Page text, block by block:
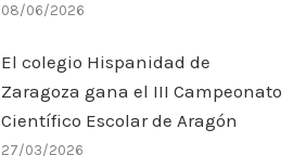
08/06/2026
El colegio Hispanidad de
Zaragoza gana el III Campeonato
Científico Escolar de Aragón
27/03/2026